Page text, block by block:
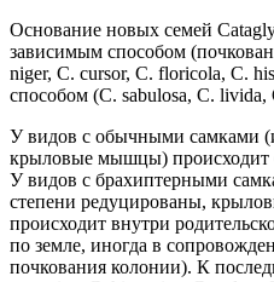
Основание новых семей
зависимым способом
niger, C. cursor, C. floricola, C.
способом (C. sabulosa, C. livida,
У видов с обычными самками
крыловые мышцы) происходит
У видов с брахиптерными
степени редуцированы,
происходит внутри
по земле, иногда в
почкования колонии). К